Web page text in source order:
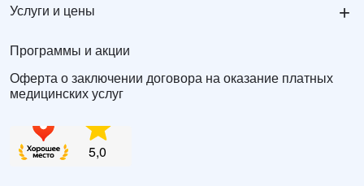
Услуги и цены +
Программы и акции
Оферта о заключении договора на оказание платных
медицинских услуг